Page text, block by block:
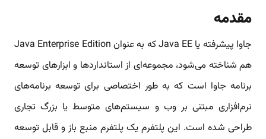
مقدمه
جاوا پیشرفته یا Java EE که به عنوان Java Enterprise Edition
هم شناخته می‌شود، مجموعه‌ای از استانداردها و ابزارهای توسعه
برنامه جاوا است که به طور اختصاصی برای توسعه برنامه‌های
نرم‌افزاری مبتنی بر وب و سیستم‌های متوسط یا بزرگ تجاری
طراحی شده است. این پلتفرم یک پلتفرم منبع باز و قابل توسعه